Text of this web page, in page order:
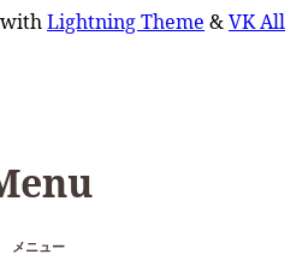
withLightning Theme &VK All
メニュー